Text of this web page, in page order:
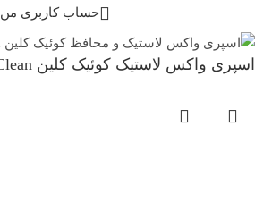
حساب کاربری من
اسپری واکس لاستیک کوئیک کلین Quick Clean